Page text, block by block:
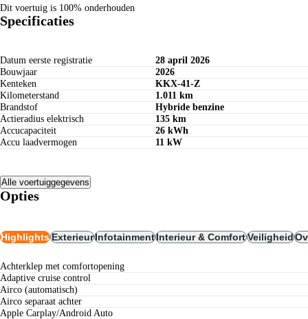
Dit voertuig is 100% onderhouden
Specificaties
Datum eerste registratie
28 april 2026
Bouwjaar
2026
Kenteken
KKX-41-Z
Kilometerstand
1.011 km
Brandstof
Hybride benzine
Actieradius elektrisch
135 km
Accucapaciteit
26 kWh
Accu laadvermogen
11 kW
Alle voertuiggegevens
Opties
HighlightsExterieurInfotainmentInterieur & ComfortVeiligheid
Achterklep met comfortopening
Adaptive cruise control
airco (automatisch)
airco separaat achter
Apple Carplay/Android Auto